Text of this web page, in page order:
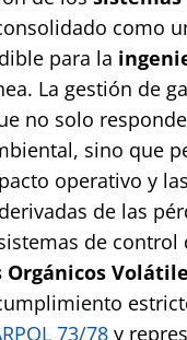
como
para la
La gestión de
no solo
sino que
operativo y
de las
de control
Orgánicos
73/78y